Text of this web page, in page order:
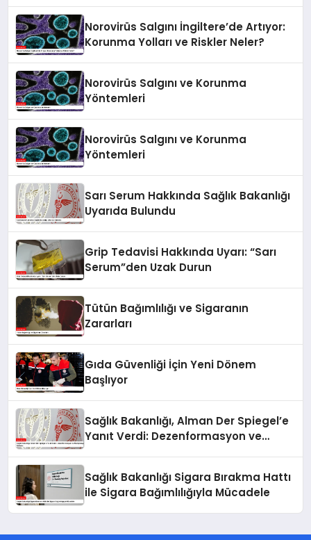
Norovirüs Salgını İngiltere’de Artıyor:
Korunma Yolları ve Riskler Neler?
Norovirüs Salgını ve Korunma
Yöntemleri
Norovirüs Salgını ve Korunma
Yöntemleri
Sarı Serum Hakkında Sağlık Bakanlığı
Uyarıda Bulundu
Grip Tedavisi Hakkında Uyarı: “Sarı
Serum”den Uzak Durun
Tütün Bağımlılığı ve Sigaranın
Zararları
Gıda Güvenliği İçin Yeni Dönem
Başlıyor
Sağlık Bakanlığı, Alman Der Spiegel’e
Yanıt Verdi: Dezenformasyon ve
Sağlık Bakanlığı Sigara Bırakma Hattı
ile Sigara Bağımlılığıyla Mücadele